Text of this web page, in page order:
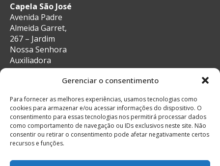
Gerenciar o consentimento
Para fornecer as melhores experiências, usamos tecnologias como
cookies para armazenar e/ou acessar informações do dispositivo. O
consentimento para essas tecnologias nos permitirá processar dados
como comportamento de navegação ou IDs exclusivos neste site. Não
consentir ou retirar o consentimento pode afetar negativamente certos
recursos e funções.
Capela São José
Avenida Padre
Almeida Garret,
267 – Jardim
Nossa Senhora
Auxiliadora
CEP: 13087-29 –
secretaria@auxiliadoracampinas.org.br
Telefone: 19-
3241-9713
Whatsapp: 19-
99132-4922